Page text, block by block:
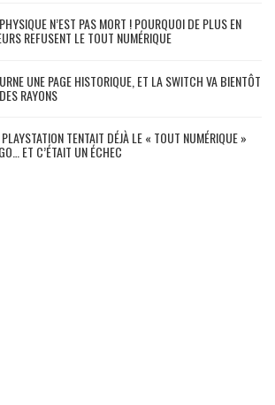
N’EST PAS MORT ! POURQUOI DE PLUS EN
REFUSENT LE TOUT NUMÉRIQUE
UNE PAGE HISTORIQUE, ET LA SWITCH VA BIENTÔT
RAYONS
TENTAIT DÉJÀ LE « TOUT NUMÉRIQUE »
ET C’ÉTAIT UN ÉCHEC